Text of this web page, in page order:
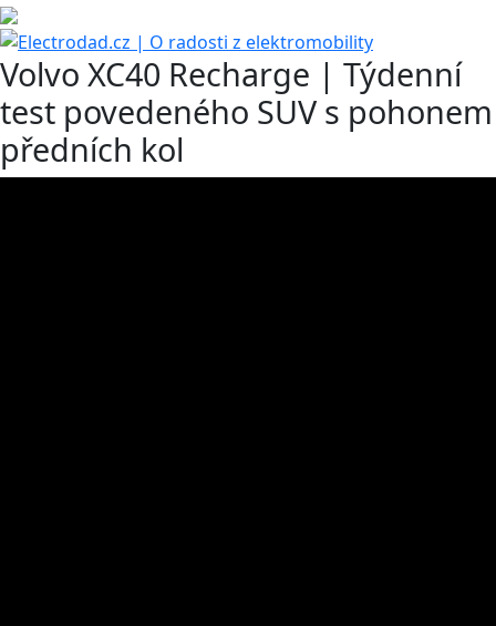
Volvo XC40 Recharge | Týdenní
test povedeného SUV s pohonem
předních kol